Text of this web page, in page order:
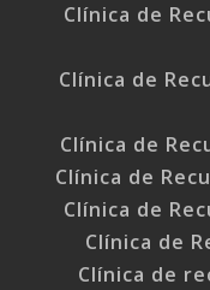
Clínica de
Clínica de
Clínica de
Clínica de
Clínica de
Clínica de
Clínica de